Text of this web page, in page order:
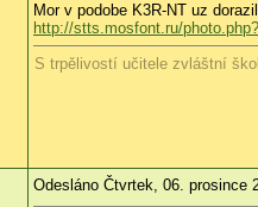
Mor v podobe K3R-NT uz
http://stts.mosfont.ru/
S trpělivostí učitele zvláštní
Odesláno Čtvrtek, 06. prosince